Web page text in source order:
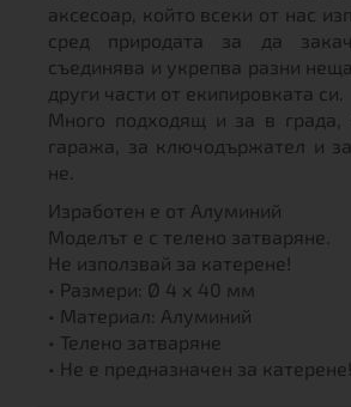
аксесоар, който всеки от нас
сред природата за да
съединява и укрепва разни
други части от екипировката си.
Много подходящ и за в града,
гаража, за ключодържател и
не.
Изработен е от Алуминий
Моделът е с телено затваряне.
Не използвай за катерене!
• Размери: Ø 4 х 40 мм
• Материал: Алуминий
• Телено затваряне
• Не е предназначен за катерене!